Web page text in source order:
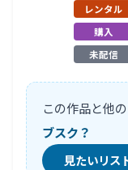
レンタル
購入
未配信
この作品と他の
ブスク？
見たいリス